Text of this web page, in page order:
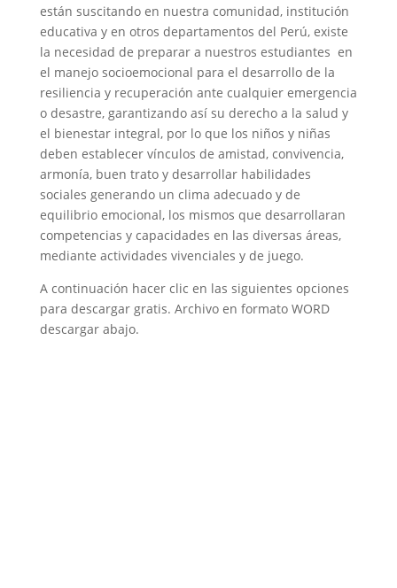
están suscitando en nuestra comunidad, institución
educativa y en otros departamentos del Perú, existe
la necesidad de preparar a nuestros estudiantes en
el manejo socioemocional para el desarrollo de la
resiliencia y recuperación ante cualquier emergencia
o desastre, garantizando así su derecho a la salud y
el bienestar integral, por lo que los niños y niñas
deben establecer vínculos de amistad, convivencia,
armonía, buen trato y desarrollar habilidades
sociales generando un clima adecuado y de
equilibrio emocional, los mismos que desarrollaran
competencias y capacidades en las diversas áreas,
mediante actividades vivenciales y de juego.
A continuación hacer clic en las siguientes opciones
para descargar gratis. Archivo en formato WORD
descargar abajo.